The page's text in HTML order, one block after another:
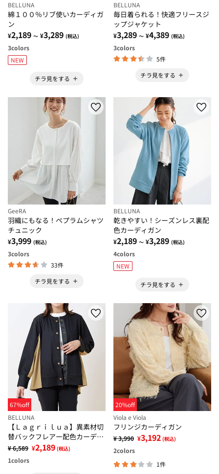
BELLUNA
綿１００％リブ使いカーディガ
ン
¥2,189 ～ ¥3,289 (税込)
3colors
NEW
チラ見をする
BELLUNA
毎日着られる！快適フリースジ
ップジャケット
¥3,289 ～ ¥4,389 (税込)
3colors
5件
チラ見をする
GeeRA
羽織にもなる！ペプラムシャツ
チュニック
¥3,999 (税込)
3colors
33件
チラ見をする
BELLUNA
乾きやすい！シーズンレス裏配
色カーディガン
¥2,189 ～ ¥3,289 (税込)
4colors
NEW
チラ見をする
67%off
BELLUNA
【Ｌａｇｒｉｌｕａ】異素材切
替バックフレアー配色カーディ
ガン
¥ 6,589 ¥2,189 (税込)
1colors
20%off
Viola e Viola
フリンジカーディガン
¥ 3,990 ¥3,192 (税込)
2colors
1件